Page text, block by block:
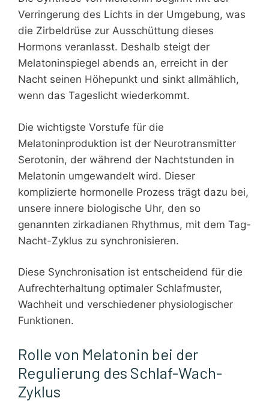
Verringerung des Lichts in der Umgebung, was
die Zirbeldrüse zur Ausschüttung dieses
Hormons veranlasst. Deshalb steigt der
Melatoninspiegel abends an, erreicht in der
Nacht seinen Höhepunkt und sinkt allmählich,
wenn das Tageslicht wiederkommt.
Die wichtigste Vorstufe für die
Melatoninproduktion ist der Neurotransmitter
Serotonin, der während der Nachtstunden in
Melatonin umgewandelt wird. Dieser
komplizierte hormonelle Prozess trägt dazu bei,
unsere innere biologische Uhr, den so
genannten zirkadianen Rhythmus, mit dem Tag-
Nacht-Zyklus zu synchronisieren.
Diese Synchronisation ist entscheidend für die
Aufrechterhaltung optimaler Schlafmuster,
Wachheit und verschiedener physiologischer
Funktionen.
Rolle von Melatonin bei der
Regulierung des Schlaf-Wach-
Zyklus